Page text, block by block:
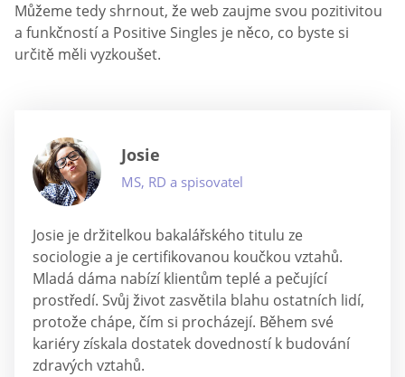
Můžeme tedy shrnout, že web zaujme svou pozitivitou
a funkčností a Positive Singles je něco, co byste si
určitě měli vyzkoušet.
Josie
MS, RD a spisovatel
Josie je držitelkou bakalářského titulu ze
sociologie a je certifikovanou koučkou vztahů.
Mladá dáma nabízí klientům teplé a pečující
prostředí. Svůj život zasvětila blahu ostatních lidí,
protože chápe, čím si procházejí. Během své
kariéry získala dostatek dovedností k budování
zdravých vztahů.